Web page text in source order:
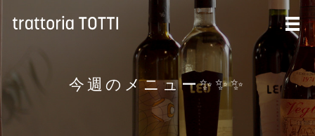
メ
今週のメニュー✨✨✨